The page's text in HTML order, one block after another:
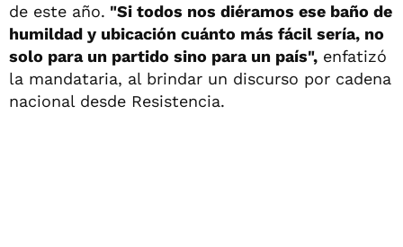
de este año. "Si todos nos diéramos ese baño de
humildad y ubicación cuánto más fácil sería, no
solo para un partido sino para un país", enfatizó
la mandataria, al brindar un discurso por cadena
nacional desde Resistencia.